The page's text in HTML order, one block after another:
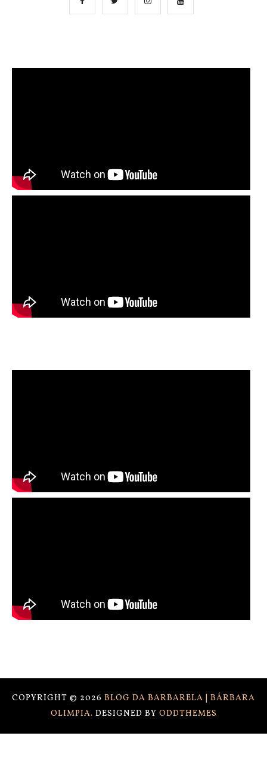
COPYRIGHT © 2026 BLOG DA BARBARELA | BÁRBARA
OLIMPIA. DESIGNED BY ODDTHEMES